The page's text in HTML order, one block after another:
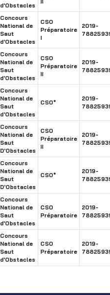
d'Obstacles
Concours
National de
Saut
d'Obstacles
CSO
Préparatoire
I
2019-
Concours
National de
Saut
d'Obstacles
CSO
Préparatoire
II
2019-
Concours
National de
Saut
d'Obstacles
CSO*
2019-
Concours
National de
Saut
D'Obstacles
CSO
Préparatoire
II
2019-
Concours
National de
Saut
D'Obstacles
CSO*
2019-
Concours
National de
Saut
d'Obstacles
CSO
Préparatoire
2019-
Concours
National de
Saut
d'Obstacles
CSO
Préparatoire
2019-